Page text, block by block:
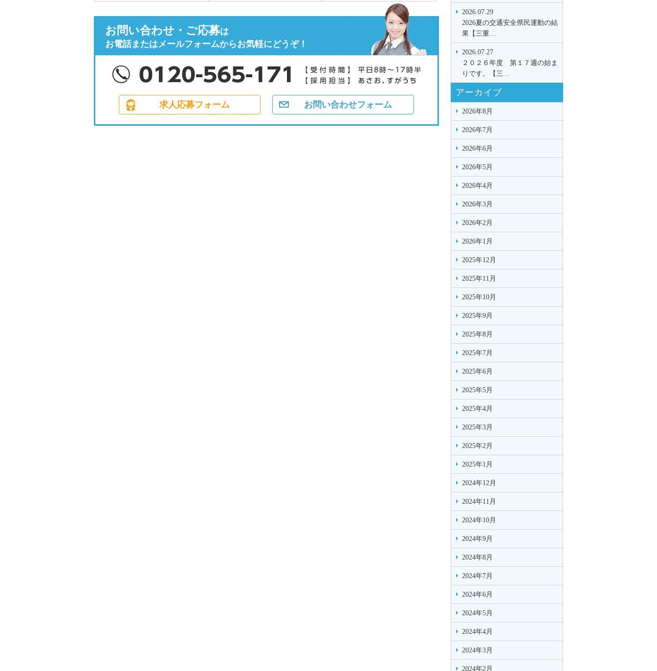
お問い合わせ・ご応募は
お電話またはメールフォームからお気軽にどうぞ！
求人応募フォーム お問い合わせフォーム
2026.07.29
2026夏の交通安全県民運動の結
果【三重…
2026.07.27
２０２６年度 第１７週の始ま
りです。【三…
アーカイブ
2026年8月
2026年7月
2026年6月
2026年5月
2026年4月
2026年3月
2026年2月
2026年1月
2025年12月
2025年11月
2025年10月
2025年9月
2025年8月
2025年7月
2025年6月
2025年5月
2025年4月
2025年3月
2025年2月
2025年1月
2024年12月
2024年11月
2024年10月
2024年9月
2024年8月
2024年7月
2024年6月
2024年5月
2024年4月
2024年3月
2024年2月